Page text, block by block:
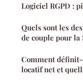
Logiciel RGPD :
Quels sont les
de couple pour
Comment
locatif net et